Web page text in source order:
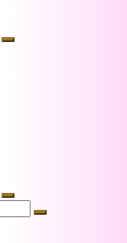
Suche
Suche
Suche